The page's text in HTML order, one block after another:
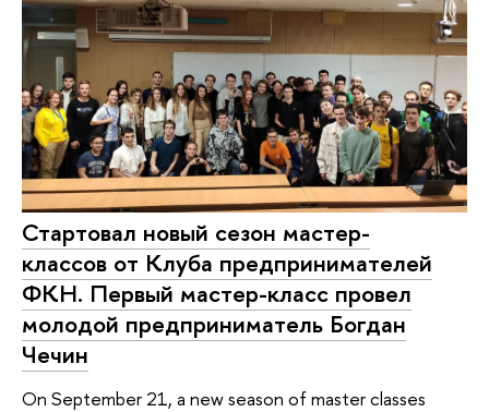
Стартовал новый сезон мастер-
классов от Клуба предпринимателей
ФКН. Первый мастер-класс провел
молодой предприниматель Богдан
Чечин
On September 21, a new season of master classes